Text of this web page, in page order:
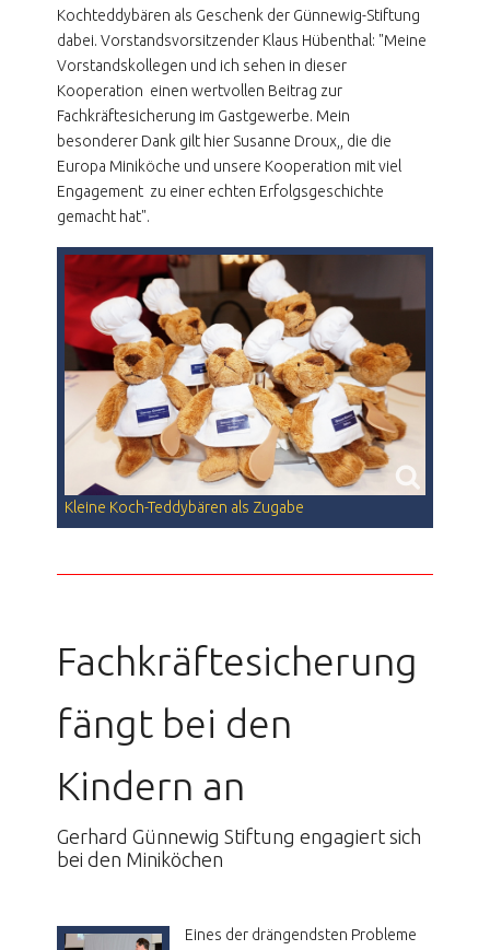
Kochteddybären als Geschenk der Günnewig-Stiftung
dabei. Vorstandsvorsitzender Klaus Hübenthal: "Meine
Vorstandskollegen und ich sehen in dieser
Kooperation einen wertvollen Beitrag zur
Fachkräftesicherung im Gastgewerbe. Mein
besonderer Dank gilt hier Susanne Droux,, die die
Europa Miniköche und unsere Kooperation mit viel
Engagement zu einer echten Erfolgsgeschichte
gemacht hat".
Kleine Koch-Teddybären als Zugabe
Fachkräftesicherung
fängt bei den
Kindern an
Gerhard Günnewig Stiftung engagiert sich
bei den Miniköchen
Eines der drängendsten Probleme